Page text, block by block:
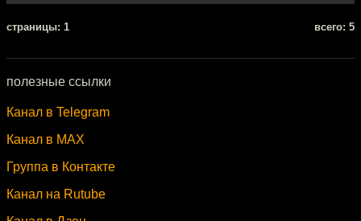
cтраницы: 1 всего: 5
полезные ссылки
Канал в Telegram
Канал в MAX
Группа в Контакте
Канал на Rutube